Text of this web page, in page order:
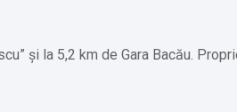
și la 5,2 km de Gara Bacău.